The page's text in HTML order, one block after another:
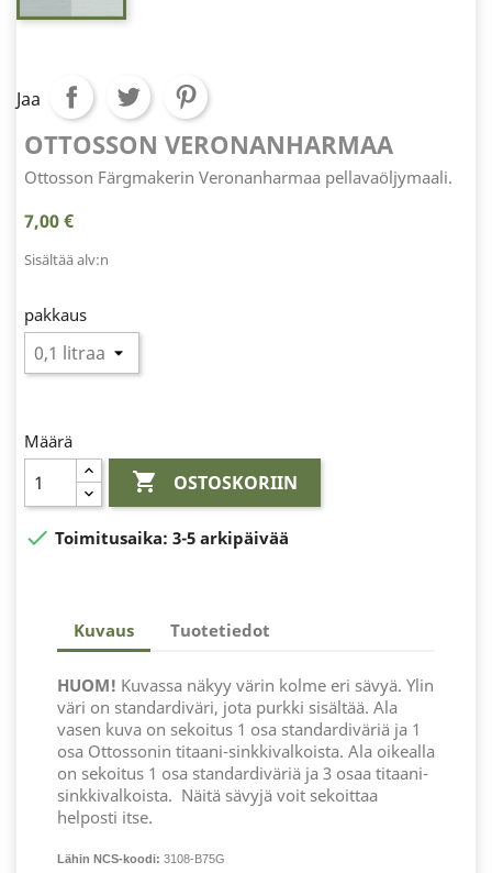
Jaa
OTTOSSON VERONANHARMAA
Ottosson Färgmakerin Veronanharmaa pellavaöljymaali.
7,00 €
Sisältää alv:n
pakkaus
Määrä
 OSTOSKORIIN
 Toimitusaika: 3-5 arkipäivää
Kuvaus Tuotetiedot
HUOM! Kuvassa näkyy värin kolme eri sävyä. Ylin
väri on standardiväri, jota purkki sisältää. Ala
vasen kuva on sekoitus 1 osa standardiväriä ja 1
osa Ottossonin titaani-sinkkivalkoista. Ala oikealla
on sekoitus 1 osa standardiväriä ja 3 osaa titaani-
sinkkivalkoista. Näitä sävyjä voit sekoittaa
helposti itse.
Lähin NCS-koodi: 3108-B75G